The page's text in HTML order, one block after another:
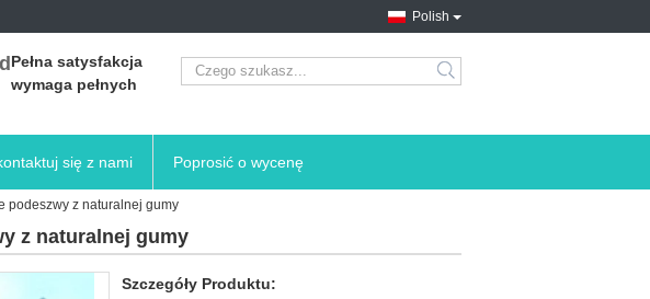
Polish
Pełna satysfakcja
wymaga pełnych
search
się z nami Poprosić o wycenę
podeszwy z naturalnej gumy
z naturalnej gumy
Szczegóły Produktu: